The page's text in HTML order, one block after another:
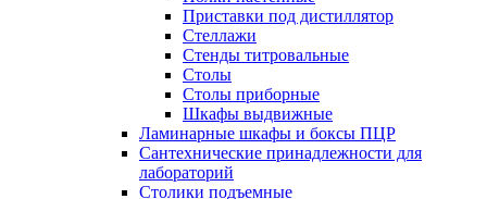
Приставки под дистиллятор
Стеллажи
Стенды титровальные
Столы
Столы приборные
Шкафы выдвижные
Ламинарные шкафы и боксы ПЦР
Сантехнические принадлежности для
лабораторий
Столики подъемные